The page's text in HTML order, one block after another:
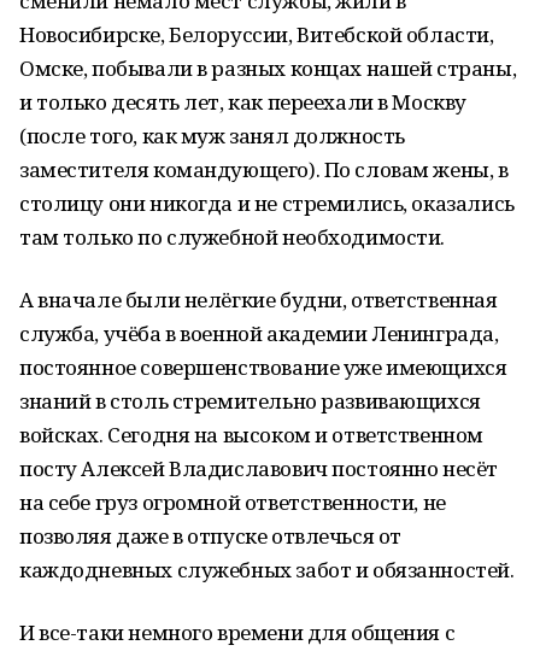
Новосибирске, Белоруссии, Витебской области,
Омске, побывали в разных концах нашей страны,
и только десять лет, как переехали в Москву
(после того, как муж занял должность
заместителя командующего). По словам жены, в
столицу они никогда и не стремились, оказались
там только по служебной необходимости.
А вначале были нелёгкие будни, ответственная
служба, учёба в военной академии Ленинграда,
постоянное совершенствование уже имеющихся
знаний в столь стремительно развивающихся
войсках. Сегодня на высоком и ответственном
посту Алексей Владиславович постоянно несёт
на себе груз огромной ответственности, не
позволяя даже в отпуске отвлечься от
каждодневных служебных забот и обязанностей.
И все-таки немного времени для общения с